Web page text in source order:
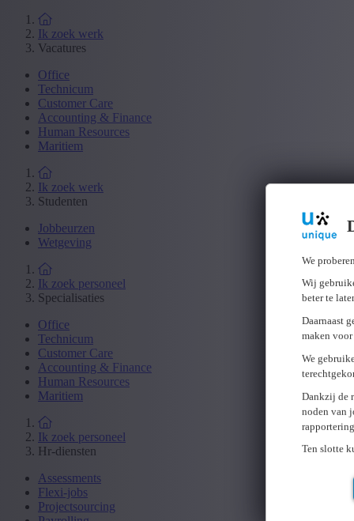
We
Wij
beter te
Daarnaast
maken voor
We
Dankzij de
noden van
Ten slotte
Ik zoek werk
Vacatures
Office
Technicum
Customer Care
Accounting & Finance
Human Resources
Maritiem
Ik zoek werk
Studenten
Jobbeurzen
Wetgeving
Ik zoek personeel
Specialisaties
Office
Technicum
Customer Care
Accounting & Finance
Human Resources
Maritiem
Ik zoek personeel
Hr-diensten
Assessments
Flexi-jobs
Projectsourcing